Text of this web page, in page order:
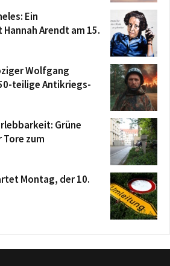
Ein
Arendt am 15.
Wolfgang
teilige Antikriegs-
Grüne
zum
Montag, der 10.